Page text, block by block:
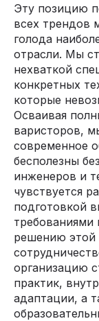
Эту позицию
всех трендов
голода
отрасли. Мы
нехваткой
конкретных
которые
Осваивая
варисторов,
современное
бесполезны
инженеров и
чувствуется
подготовкой
решению этой
организацию
практик,
адаптации, а